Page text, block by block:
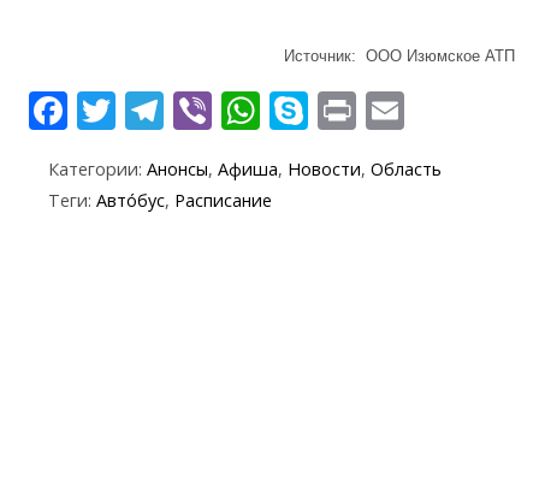
Источник: ООО Изюмское АТП
F
e
T
itt
er
T
e
gr
Vi
b
er
W
at
S
y
Pr
in
t ai
Категории: Анонсы, Афиша, Новости, Область
Теги: Авто́бус, Расписание